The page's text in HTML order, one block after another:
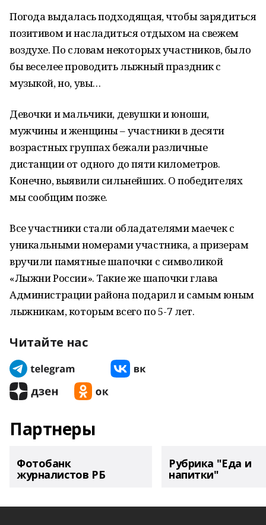
Погода выдалась подходящая, чтобы зарядиться
позитивом и насладиться отдыхом на свежем
воздухе. По словам некоторых участников, было
бы веселее проводить лыжный праздник с
музыкой, но, увы…
Девочки и мальчики, девушки и юноши,
мужчины и женщины – участники в десяти
возрастных группах бежали различные
дистанции от одного до пяти километров.
Конечно, выявили сильнейших. О победителях
мы сообщим позже.
Все участники стали обладателями маечек с
уникальными номерами участника, а призерам
вручили памятные шапочки с символикой
«Лыжни России». Такие же шапочки глава
Администрации района подарил и самым юным
лыжникам, которым всего по 5-7 лет.
Читайте нас
Партнеры
Фотобанк
журналистов РБ
Рубрика "Еда и
напитки"